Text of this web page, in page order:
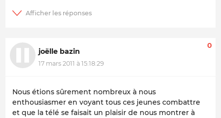
joëlle bazin
17 mars 2011 à 15:18:29
0
Nous étions sûrement nombreux à nous
enthousiasmer en voyant tous ces jeunes combattre
et que la télé se faisait un plaisir de nous montrer à